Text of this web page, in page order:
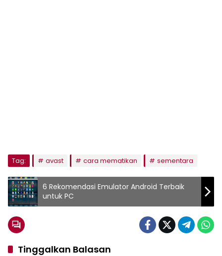
Tag: avast cara mematikan sementara
6 Rekomendasi Emulator Android Terbaik
untuk PC
Tinggalkan Balasan